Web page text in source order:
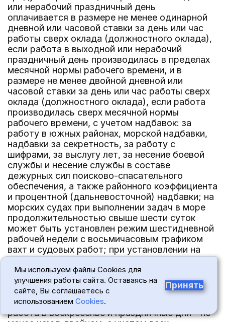
или нерабочий праздничный день
оплачивается в размере не менее одинарной
дневной или часовой ставки за день или час
работы сверх оклада (должностного оклада),
если работа в выходной или нерабочий
праздничный день производилась в пределах
месячной нормы рабочего времени, и в
размере не менее двойной дневной или
часовой ставки за день или час работы сверх
оклада (должностного оклада), если работа
производилась сверх месячной нормы
рабочего времени, с учетом надбавок: за
работу в южных районах, морской надбавки,
надбавки за секретность, за работу с
шифрами, за выслугу лет, за несение боевой
службы и несение службы в составе
дежурных сил поисково-спасательного
обеспечения, а также районного коэффициента
и процентной (дальневосточной) надбавки; на
морских судах при выполнении задач в море
продолжительностью свыше шести суток
может быть установлен режим шестидневной
рабочей недели с восьмичасовым графиком
вахт и судовых работ; при установлении на
судах шестидневной рабочей недели с
восьмичасовым графиком вахт (работ) в связи
с выполнением производственных задач
работа в субботний день оплачивается
дополнительно в одинарном размере, а
работа в воскресенье и праздничные дни - не
Мы используем файлы Cookies для
улучшения работы сайта. Оставаясь на
сайте, Вы соглашаетесь с
использованием Cookies.
Принять